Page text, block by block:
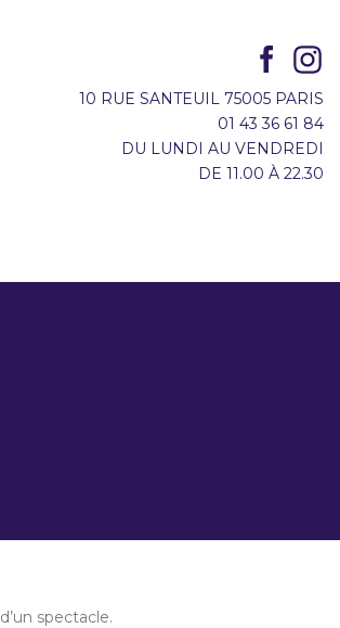
10 RUE SANTEUIL 75005 PARIS
01 43 36 61 84
DU LUNDI AU VENDREDI
DE 11.00 À 22.30
spectacle.